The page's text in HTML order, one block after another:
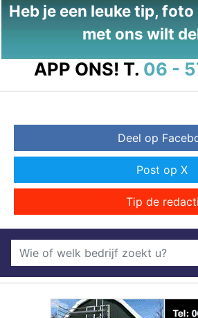
Heb je een leuke tip,
met ons wilt
APP ONS! T. 06 -
Deel op
Post op X
Tip de